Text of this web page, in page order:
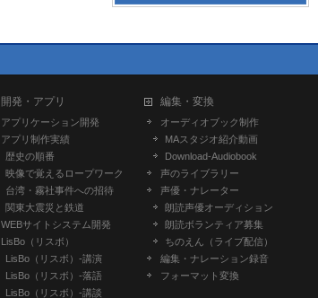
開発・アプリ
アプリケーション開発
アプリ制作実績
歴史の順番
映像で覚えるロープワーク
台湾・霧社事件への招待
関東大震災と鉄道
WEBサイトシステム開発
LisBo（リスボ）
LisBo（リスボ）-講演
LisBo（リスボ）-落語
LisBo（リスボ）-講談
編集・変換
オーディオブック制作
MAスタジオ紹介動画
Download-Audiobook
声のライブラリー
声優・ナレーター
朗読声優オーディション
朗読ボランティア募集
ちのえん（ライブ配信）
編集・ナレーション録音
フォーマット変換